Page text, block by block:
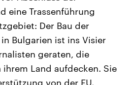
Anhalt
6.
aus
USA
Aktuelle Beiträge,
Hintergründe
Wirtschaftlich und
gehören die Vereinigten
mit großem Einfluss auf
eine Trassenführung
Der Bau der
Bulgarien ist ins Visier
geraten, die
Land aufdecken. Sie
von der EU.